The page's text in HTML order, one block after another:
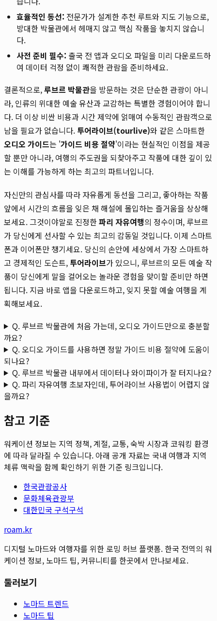
효율적인 동선: 전문가가 설계한 추천 루트와 지도 기능으로,
방대한 박물관에서 헤매지 않고 핵심 작품을 놓치지 않습니
다.
사전 준비 필수: 출국 전 앱과 오디오 파일을 미리 다운로드하
여 데이터 걱정 없이 쾌적한 관람을 준비하세요.
결론적으로,루브르 박물관을 방문하는 것은 단순한 관광이 아니
라, 인류의 위대한 예술 유산과 교감하는 특별한 경험이어야 합니
다. 더 이상 비싼 비용과 시간 제약에 얽매여 수동적인 관람객으로
남을 필요가 없습니다. 투어라이브(tourlive)와 같은 스마트한
오디오 가이드는 '가이드 비용 절약'이라는 현실적인 이점을 제공
할 뿐만 아니라, 여행의 주도권을 되찾아주고 작품에 대한 깊이 있
는 이해를 가능하게 하는 최고의 파트너입니다.
자신만의 관심사를 따라 자유롭게 동선을 그리고, 좋아하는 작품
앞에서 시간의 흐름을 잊은 채 해설에 몰입하는 즐거움을 상상해
보세요. 그것이야말로 진정한파리 자유여행의 정수이며, 루브르
가 당신에게 선사할 수 있는 최고의 감동일 것입니다. 이제 스마트
폰과 이어폰만 챙기세요. 당신의 손안에 세상에서 가장 스마트하
고 경제적인 도슨트, 투어라이브가 있으니, 루브르의 모든 예술 작
품이 당신에게 말을 걸어오는 놀라운 경험을 맞이할 준비만 하면
됩니다. 지금 바로 앱을 다운로드하고, 잊지 못할 예술 여행을 계
획해보세요.
Q. 루브르 박물관에 처음 가는데, 오디오 가이드만으로 충분할
까요?
Q. 오디오 가이드를 사용하면 정말 가이드 비용 절약에 도움이
되나요?
Q. 루브르 박물관 내부에서 데이터나 와이파이가 잘 터지나요?
Q. 파리 자유여행 초보자인데, 투어라이브 사용법이 어렵지 않
을까요?
참고 기준
워케이션 정보는 지역 정책, 계절, 교통, 숙박 시장과 코워킹 환경
에 따라 달라질 수 있습니다. 아래 공개 자료는 국내 여행과 지역
체류 맥락을 함께 확인하기 위한 기준 링크입니다.
한국관광공사
문화체육관광부
대한민국 구석구석
roam.kr
디지털 노마드와 여행자를 위한 로밍 허브 플랫폼. 한국 전역의 워
케이션 정보, 노마드 팁, 커뮤니티를 한곳에서 만나보세요.
둘러보기
노마드 트렌드
노마드 팁